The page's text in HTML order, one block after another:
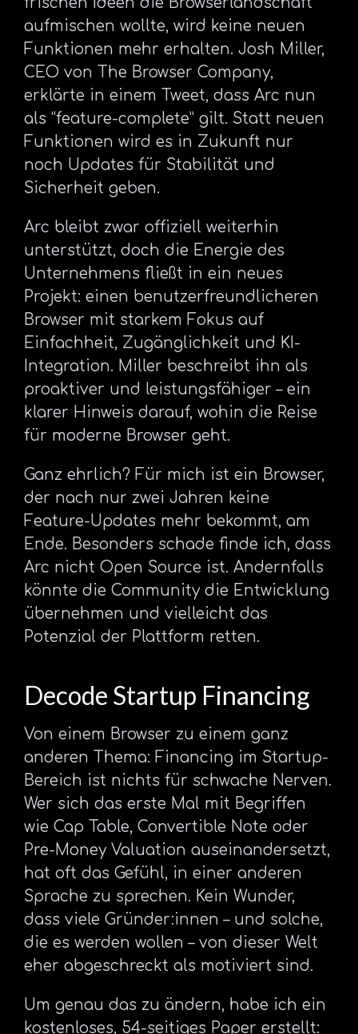
aufmischen wollte, wird keine neuen
Funktionen mehr erhalten. Josh Miller,
CEO von The Browser Company,
erklärte in einem Tweet, dass Arc nun
als “feature-complete” gilt. Statt neuen
Funktionen wird es in Zukunft nur
noch Updates für Stabilität und
Sicherheit geben.
Arc bleibt zwar offiziell weiterhin
unterstützt, doch die Energie des
Unternehmens fließt in ein neues
Projekt: einen benutzerfreundlicheren
Browser mit starkem Fokus auf
Einfachheit, Zugänglichkeit und KI-
Integration. Miller beschreibt ihn als
proaktiver und leistungsfähiger – ein
klarer Hinweis darauf, wohin die Reise
für moderne Browser geht.
Ganz ehrlich? Für mich ist ein Browser,
der nach nur zwei Jahren keine
Feature-Updates mehr bekommt, am
Ende. Besonders schade finde ich, dass
Arc nicht Open Source ist. Andernfalls
könnte die Community die Entwicklung
übernehmen und vielleicht das
Potenzial der Plattform retten.
Decode Startup Financing
Von einem Browser zu einem ganz
anderen Thema: Financing im Startup-
Bereich ist nichts für schwache Nerven.
Wer sich das erste Mal mit Begriffen
wie Cap Table, Convertible Note oder
Pre-Money Valuation auseinandersetzt,
hat oft das Gefühl, in einer anderen
Sprache zu sprechen. Kein Wunder,
dass viele Gründer:innen – und solche,
die es werden wollen – von dieser Welt
eher abgeschreckt als motiviert sind.
Um genau das zu ändern, habe ich ein
kostenloses, 54-seitiges Paper erstellt: